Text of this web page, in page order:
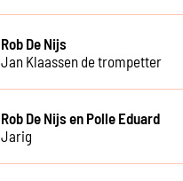
Rob De Nijs
Jan Klaassen de trompetter
Rob De Nijs en Polle Eduard
Jarig